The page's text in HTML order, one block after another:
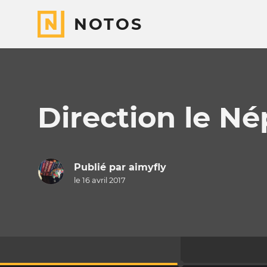
NOTOS
Direction le
Publié par aimyfly
le 16 avril 2017